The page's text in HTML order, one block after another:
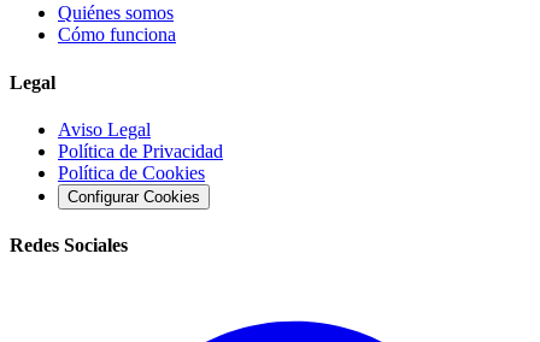
Quiénes somos
Cómo funciona
Legal
Aviso Legal
Política de Privacidad
Política de Cookies
Configurar Cookies
Redes Sociales